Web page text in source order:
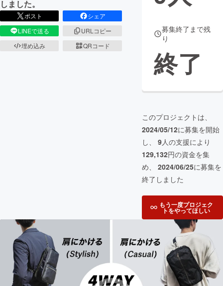
しました。
ポスト
シェア
LINEで送る
URLコピー
埋め込み
QRコード
募集終了まで残
り
終了
このプロジェクトは、
2024/05/12に募集を開始
し、 9人の支援により
129,132円の資金を集
め、 2024/06/25に募集を
終了しました
もう一度プロジェク
トをやってほしい